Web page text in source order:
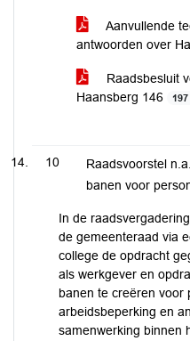
Aanvullende
antwoorden over
Raadsbesluit
Haansberg 146
10
Raadsvoorstel
banen voor
In de
de gemeenteraad via
college de opdracht
als werkgever en
banen te creëren voor
arbeidsbeperking en
samenwerking binnen